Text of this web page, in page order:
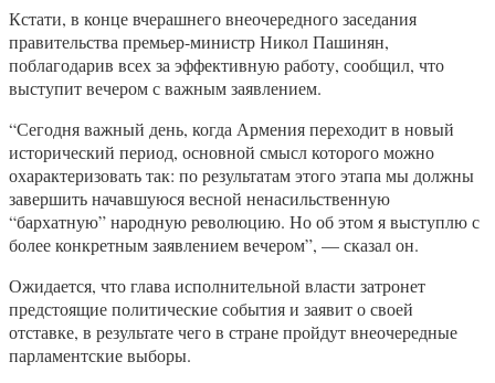
Кстати, в конце вчерашнего внеочередного заседания
правительства премьер-министр Никол Пашинян,
поблагодарив всех за эффективную работу, сообщил, что
выступит вечером с важным заявлением.
“Сегодня важный день, когда Армения переходит в новый
исторический период, основной смысл которого можно
охарактеризовать так: по результатам этого этапа мы должны
завершить начавшуюся весной ненасильственную
“бархатную” народную революцию. Но об этом я выступлю с
более конкретным заявлением вечером”, — сказал он.
Ожидается, что глава исполнительной власти затронет
предстоящие политические события и заявит о своей
отставке, в результате чего в стране пройдут внеочередные
парламентские выборы.